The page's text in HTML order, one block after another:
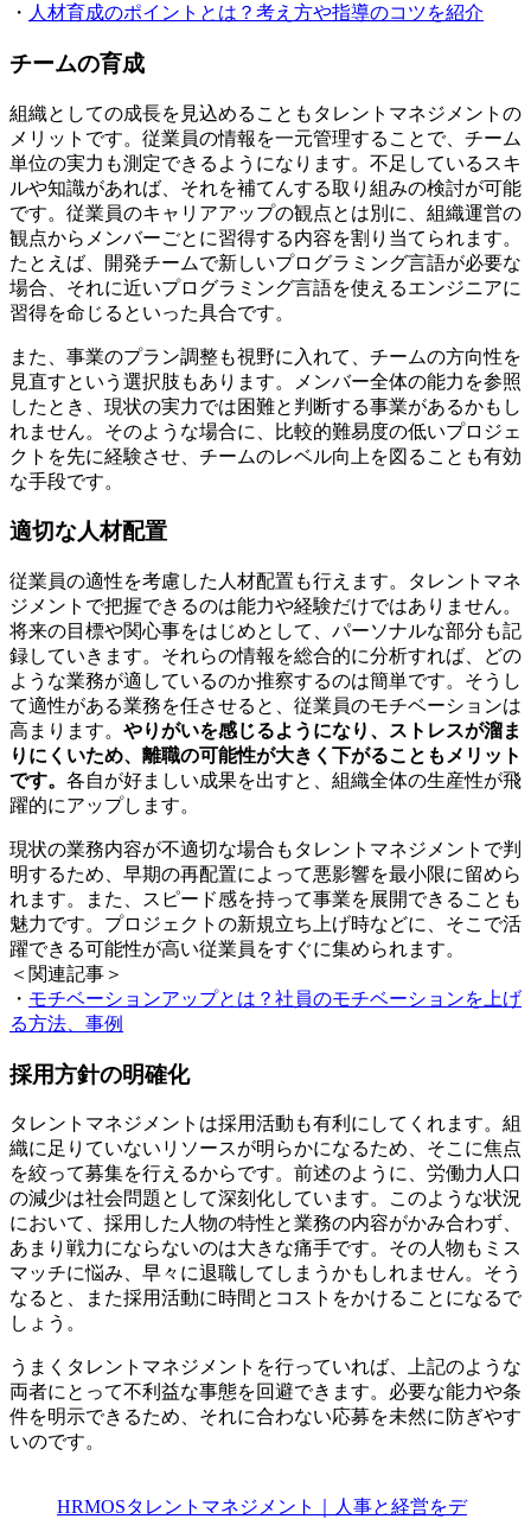
・ 人材育成のポイントとは？考え方や指導のコツを紹介
チームの育成
組織としての成長を見込めることもタレントマネジメントの
メリットです。従業員の情報を一元管理することで、チーム
単位の実力も測定できるようになります。不足しているスキ
ルや知識があれば、それを補てんする取り組みの検討が可能
です。従業員のキャリアアップの観点とは別に、組織運営の
観点からメンバーごとに習得する内容を割り当てられます。
たとえば、開発チームで新しいプログラミング言語が必要な
場合、それに近いプログラミング言語を使えるエンジニアに
習得を命じるといった具合です。
また、事業のプラン調整も視野に入れて、チームの方向性を
見直すという選択肢もあります。メンバー全体の能力を参照
したとき、現状の実力では困難と判断する事業があるかもし
れません。そのような場合に、比較的難易度の低いプロジェ
クトを先に経験させ、チームのレベル向上を図ることも有効
な手段です。
適切な人材配置
従業員の適性を考慮した人材配置も行えます。タレントマネ
ジメントで把握できるのは能力や経験だけではありません。
将来の目標や関心事をはじめとして、パーソナルな部分も記
録していきます。それらの情報を総合的に分析すれば、どの
ような業務が適しているのか推察するのは簡単です。そうし
て適性がある業務を任させると、従業員のモチベーションは
高まります。 やりがいを感じるようになり、ストレスが溜ま
りにくいため、離職の可能性が大きく下がることもメリット
です。 各自が好ましい成果を出すと、組織全体の生産性が飛
躍的にアップします。
現状の業務内容が不適切な場合もタレントマネジメントで判
明するため、早期の再配置によって悪影響を最小限に留めら
れます。また、スピード感を持って事業を展開できることも
魅力です。プロジェクトの新規立ち上げ時などに、そこで活
躍できる可能性が高い従業員をすぐに集められます。
＜関連記事＞
・ モチベーションアップとは？社員のモチベーションを上げ
る方法、事例
採用方針の明確化
タレントマネジメントは採用活動も有利にしてくれます。組
織に足りていないリソースが明らかになるため、そこに焦点
を絞って募集を行えるからです。前述のように、労働力人口
の減少は社会問題として深刻化しています。このような状況
において、採用した人物の特性と業務の内容がかみ合わず、
あまり戦力にならないのは大きな痛手です。その人物もミス
マッチに悩み、早々に退職してしまうかもしれません。そう
なると、また採用活動に時間とコストをかけることになるで
しょう。
うまくタレントマネジメントを行っていれば、上記のような
両者にとって不利益な事態を回避できます。必要な能力や条
件を明示できるため、それに合わない応募を未然に防ぎやす
いのです。
HRMOSタレントマネジメント｜人事と経営をデ